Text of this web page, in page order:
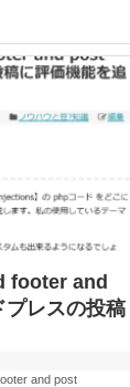
footer and
レスの投稿
and post